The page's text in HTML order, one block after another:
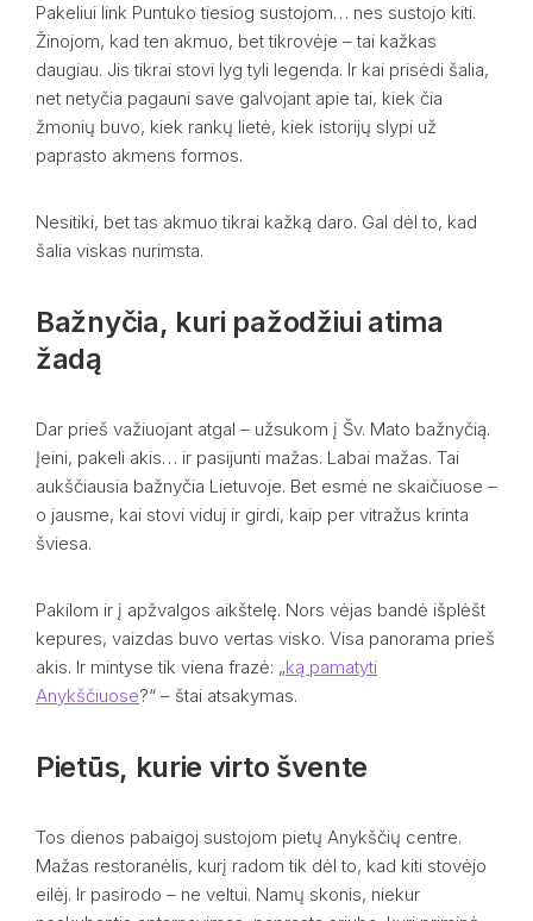
Pakeliui link Puntuko tiesiog sustojom… nes sustojo kiti.
Žinojom, kad ten akmuo, bet tikrovėje – tai kažkas
daugiau. Jis tikrai stovi lyg tyli legenda. Ir kai prisėdi šalia,
net netyčia pagauni save galvojant apie tai, kiek čia
žmonių buvo, kiek rankų lietė, kiek istorijų slypi už
paprasto akmens formos.
Nesitiki, bet tas akmuo tikrai kažką daro. Gal dėl to, kad
šalia viskas nurimsta.
Bažnyčia, kuri pažodžiui atima
žadą
Dar prieš važiuojant atgal – užsukom į Šv. Mato bažnyčią.
Įeini, pakeli akis… ir pasijunti mažas. Labai mažas. Tai
aukščiausia bažnyčia Lietuvoje. Bet esmė ne skaičiuose –
o jausme, kai stovi viduj ir girdi, kaip per vitražus krinta
šviesa.
Pakilom ir į apžvalgos aikštelę. Nors vėjas bandė išplėšt
kepures, vaizdas buvo vertas visko. Visa panorama prieš
akis. Ir mintyse tik viena frazė: „ką pamatyti
Anykščiuose?“ – štai atsakymas.
Pietūs, kurie virto švente
Tos dienos pabaigoj sustojom pietų Anykščių centre.
Mažas restoranėlis, kurį radom tik dėl to, kad kiti stovėjo
eilėj. Ir pasirodo – ne veltui. Namų skonis, niekur